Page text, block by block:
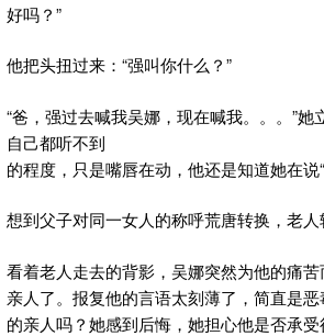
好吗？”
他把头扭过来：“强叫你什么？”
“爸，强过去喊我吴娜，现在喊我。。。”
自己都听不到
的程度，只是嘴唇在动，他还是知道她在说“
想到父子对同一女人的称呼荒唐转换，老人
看着老人走去的背影，吴娜突然为他的痛
亲人了。报复他的言语太刻薄了，简直是
的亲人吗？她感到后悔，她担心他是否承受